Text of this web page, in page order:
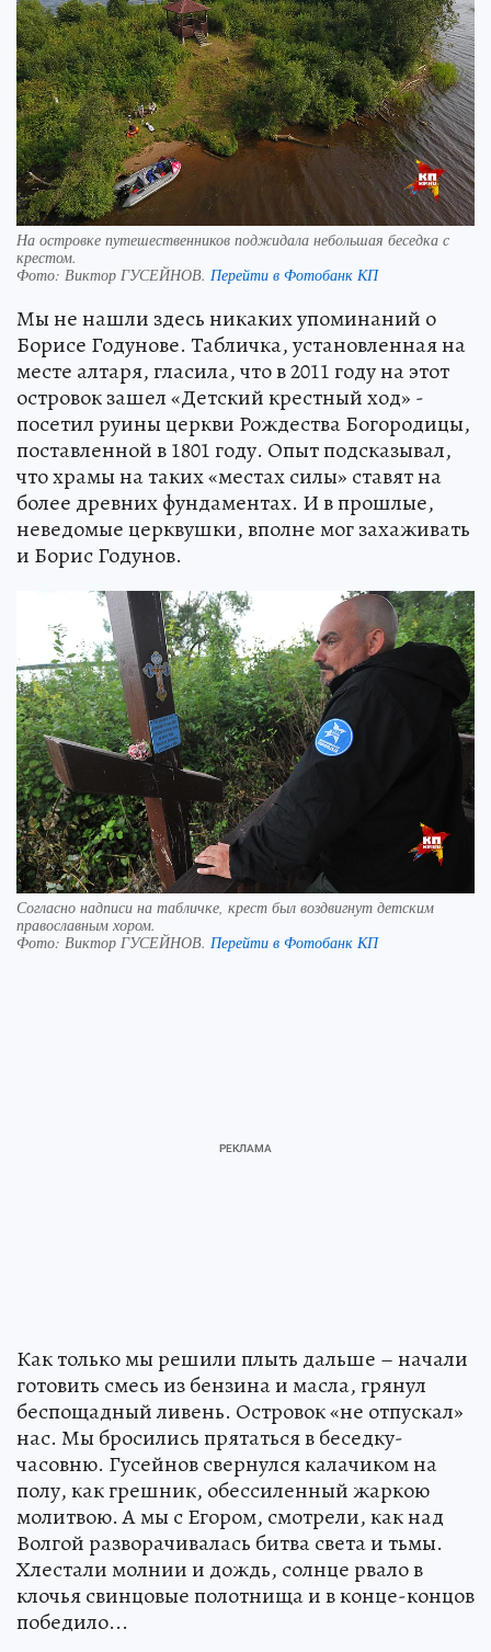
На островке путешественников поджидала небольшая беседка с
крестом.
Фото: Виктор ГУСЕЙНОВ. Перейти в Фотобанк КП
Мы не нашли здесь никаких упоминаний о
Борисе Годунове. Табличка, установленная на
месте алтаря, гласила, что в 2011 году на этот
островок зашел «Детский крестный ход» -
посетил руины церкви Рождества Богородицы,
поставленной в 1801 году. Опыт подсказывал,
что храмы на таких «местах силы» ставят на
более древних фундаментах. И в прошлые,
неведомые церквушки, вполне мог захаживать
и Борис Годунов.
Согласно надписи на табличке, крест был воздвигнут детским
православным хором.
Фото: Виктор ГУСЕЙНОВ. Перейти в Фотобанк КП
Как только мы решили плыть дальше – начали
готовить смесь из бензина и масла, грянул
беспощадный ливень. Островок «не отпускал»
нас. Мы бросились прятаться в беседку-
часовню. Гусейнов свернулся калачиком на
полу, как грешник, обессиленный жаркою
молитвою. А мы с Егором, смотрели, как над
Волгой разворачивалась битва света и тьмы.
Хлестали молнии и дождь, солнце рвало в
клочья свинцовые полотнища и в конце-концов
победило...